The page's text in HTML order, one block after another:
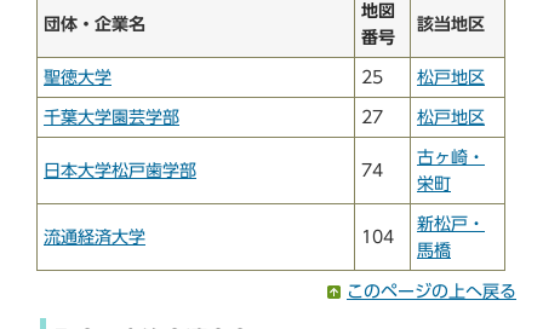
団体・企業名
地図
番号
該当地区
聖徳大学 25 松戸地区
千葉大学園芸学部 27 松戸地区
日本大学松戸歯学部 74
古ヶ崎・
栄町
流通経済大学 104
新松戸・
馬橋
このページの上へ戻る